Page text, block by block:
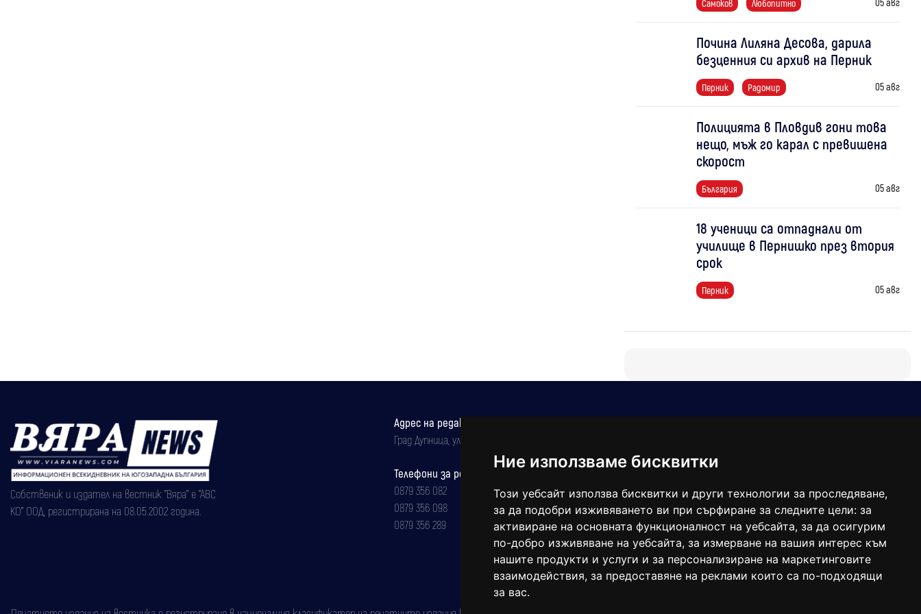
Ние използваме бисквитки
Този уебсайт използва бисквитки и други технологии за проследяване,
за да подобри изживяването ви при сърфиране за следните цели: за
активиране на основната функционалност на уебсайта, за да осигурим
по-добро изживяване на уебсайта, за измерване на вашия интерес към
нашите продукти и услуги и за персонализиране на маркетинговите
взаимодействия, за предоставяне на реклами които са по-подходящи
за вас.
Самоков Любопитно
Почина Лиляна Десова, дарила
безценния си архив на Перник
Перник Радомир 05 авг
Полицията в Пловдив гони това
нещо, мъж го карал с превишена
скорост
България 05 авг
18 ученици са отпаднали от
училище в Пернишко през втория
срок
Перник 05 авг
Собственик и издател на вестник "Вяра" е "АВС
КО" ООД, регистрирана на 08.05.2002 година.
Адрес на редакцията
Град Дупница, ул.''Христо Ботев" 43
Телефони за реклама и абонаменти
0879 356 082
0879 356 098
0879 356 289
balgarkanews@gmail.com